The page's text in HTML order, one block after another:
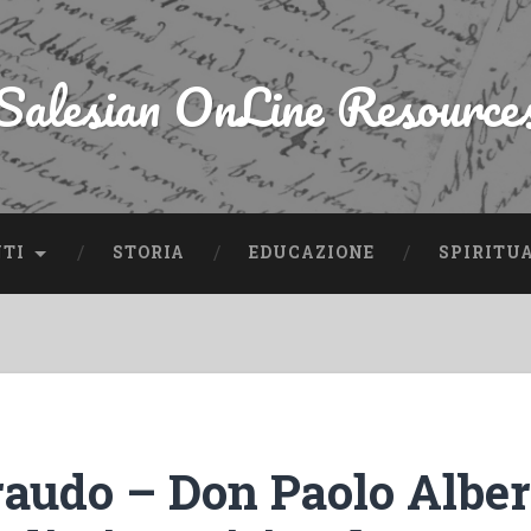
OnLine
STORIA EDUCAZIONE
– Don Paolo